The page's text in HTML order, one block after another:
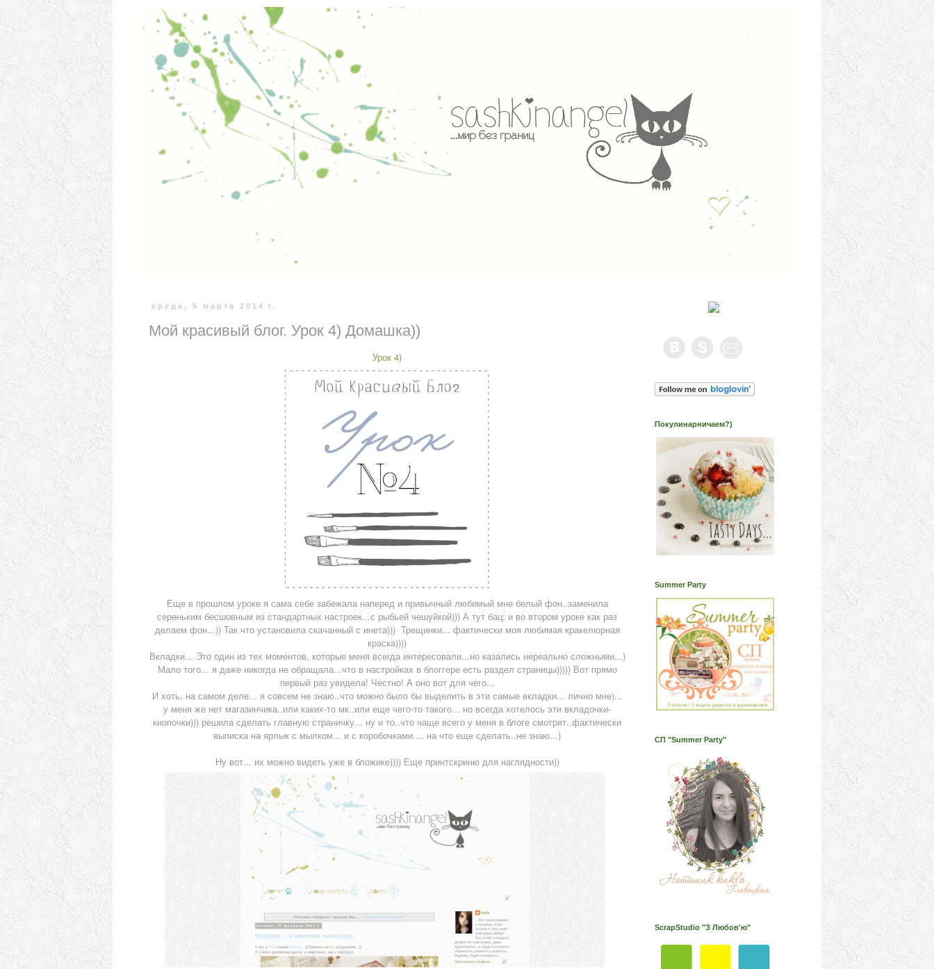
среда, 5 марта 2014 г.
Мой красивый блог. Урок 4) Домашка))
Урок 4)
Еще в прошлом уроке я сама себе забежала наперед и привычный любимый мне белый фон..заменила
сереньким бесшовным из стандартных настроек...с рыбьей чешуйкой))) А тут бац: и во втором уроке как раз
делаем фон...)) Так что установила скачанный с инета))) Трещинки... фактически моя любимая кракелюрная
краска))))
Вкладки... Это один из тех моментов, которые меня всегда интересовали...но казались нереально сложными...)
Мало того... я даже никогда не обращала...что в настройках в блоггере есть раздел страницы))))) Вот прямо
первый раз увидела! Честно! А оно вот для чего...
И хоть, на самом деле... я совсем не знаю..что можно было бы выделить в эти самые вкладки... лично мне)...
у меня же нет магазинчика..или каких-то мк..или еще чего-то такого... но всегда хотелось эти вкладочки-
кнопочки))) решила сделать главную страничку... ну и то..что чаще всего у меня в блоге смотрят..фактически
выписка на ярлык с мылком... и с коробочками.... на что еще сделать..не знаю...)
Ну вот... их можно видеть уже в бложике)))) Еще принтскриню для наглядности))
Покулинарничаем?)
Summer Party
СП "Summer Party"
ScrapStudio "З Любов'ю"